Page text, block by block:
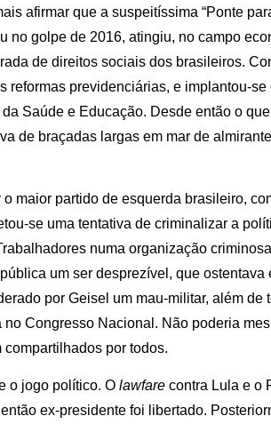
afirmar que a suspeitíssima “Ponte
no golpe de 2016, atingiu, no campo
de direitos sociais dos brasileiros.
reformas previdenciárias, e implantou-se
Saúde e Educação. Desde então o
de braçadas largas em mar de
maior partido de esquerda brasileiro,
se uma tentativa de criminalizar a
numa organização
um ser desprezível, que ostentava
por Geisel um mau-militar, além de
Congresso Nacional. Não poderia
por todos.
o jogo político. O lawfare contra Lula e o
ex-presidente foi libertado.